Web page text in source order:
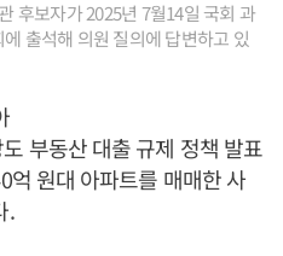
후보자가 2025년 7월14일 국회 과
출석해 의원 질의에 답변하고 있
부동산 대출 규제 정책 발표
억 원대 아파트를 매매한 사
.